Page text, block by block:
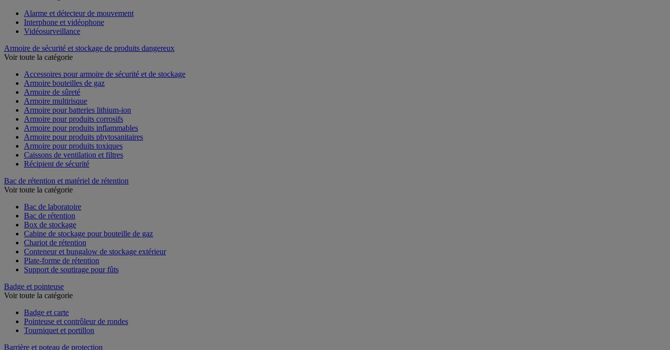
Alarme et détecteur de mouvement
Interphone et vidéophone
Armoire de sécurité et stockage de produits dangereux
Accessoires pour armoire de sécurité et de stockage
Armoire bouteilles de gaz
Armoire de sûreté
Armoire multirisque
Armoire pour batteries lithium-ion
Armoire pour produits corrosifs
Armoire pour produits inflammables
Armoire pour produits phytosanitaires
Armoire pour produits toxiques
Caissons de ventilation et filtres
Bac de rétention et matériel de rétention
Bac de laboratoire
Bac de rétention
Box de stockage
Cabine de stockage pour bouteille de gaz
Chariot de rétention
Conteneur et bungalow de stockage extérieur
Plate-forme de rétention
Badge et pointeuse
Badge et carte
Pointeuse et contrôleur de rondes